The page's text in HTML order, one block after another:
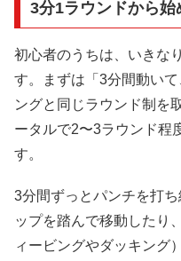
3分1ラウンドから
初心者のうちは、いきな
す。まずは「3分間動い
ングと同じラウンド制を
ータルで2〜3ラウンド程
す。
3分間ずっとパンチを打
ップを踏んで移動したり
ィービングやダッキング